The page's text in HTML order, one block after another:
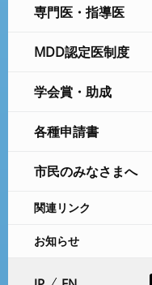
専門医・指導医
MDD認定医制度
学会賞・助成
各種申請書
市民のみなさまへ
関連リンク
お知らせ